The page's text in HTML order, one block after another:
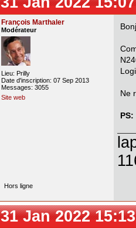
François Marthaler
Modérateur
Lieu: Prilly
Date d'inscription: 07 Sep 2013
Messages: 3055
Site web
Ne
Hors ligne
31 Jan 2022